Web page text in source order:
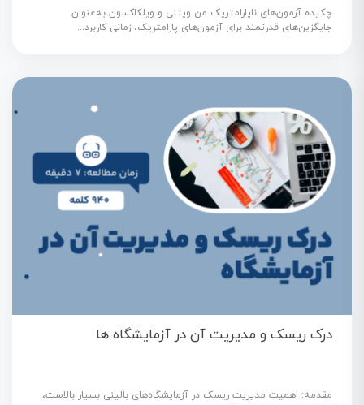
چکیده آزمون‌های ناپارامتریک من ویتنی و ویلکاکسون به‌عنوان
جایگزین‌های قدرتمند برای آزمون‌های پارامتریک، زمانی کاربرد...
درک ریسک و مدیریت آن در آزمایشگاه ها
مقدمه: اهمیت مدیریت ریسک در آزمایشگاه‌های بالینی بسیار بالاست،